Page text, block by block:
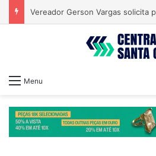
Menu